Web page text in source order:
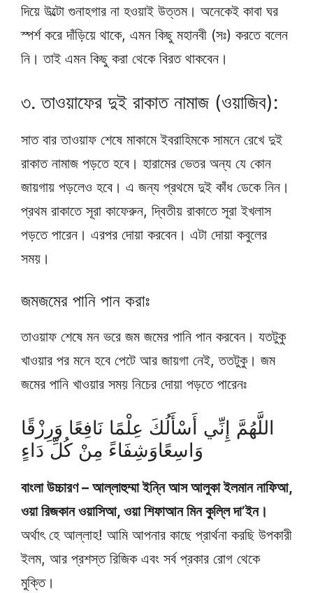
দিয়ে উল্টো গুনাহগার না হওয়াই উত্তম। অনেকেই কাবা ঘর
স্পর্শ করে দাঁড়িয়ে থাকে, এমন কিছু মহানবী (সঃ) করতে বলেন
নি। তাই এমন কিছু করা থেকে বিরত থাকবেন।
৩. তাওয়াফের দুই রাকাত নামাজ (ওয়াজিব):
সাত বার তাওয়াফ শেষে মাকামে ইবরাহিমকে সামনে রেখে দুই
রাকাত নামাজ পড়তে হবে। হারামের ভেতর অন্য যে কোন
জায়গায় পড়লেও হবে। এ জন্য প্রথমে দুই কাঁধ ডেকে নিন।
প্রথম রাকাতে সূরা কাফেরুন, দ্বিতীয় রাকাতে সূরা ইখলাস
পড়তে পারেন। এরপর দোয়া করবেন। এটা দোয়া কবুলের
সময়।
জমজমের পানি পান করাঃ
তাওয়াফ শেষে মন ভরে জম জমের পানি পান করবেন। যতটুকু
খাওয়ার পর মনে হবে পেটে আর জায়গা নেই, ততটুকু। জম
জমের পানি খাওয়ার সময় নিচের দোয়া পড়তে পারেনঃ
اللَّهُمَّ إِنِّي أَسْأَلُكَ عِلْمًا نَافِعًا وَرِزْقًا
وَاسِعًاوَشِفَاءً مِنْ كُلِّ دَاءٍ
বাংলা উচ্চারণ – আল্লাহুম্মা ইন্নি আস আলুকা ইলমান নাফিআ,
ওয়া রিজকান ওয়াসিআ, ওয়া শিফাআন মিন কুল্লি দা’ইন।
অর্থাৎ হে আল্লাহ! আমি আপনার কাছে প্রার্থনা করছি উপকারী
ইলম, আর প্রশস্ত রিজিক এবং সর্ব প্রকার রোগ থেকে
মুক্তি।